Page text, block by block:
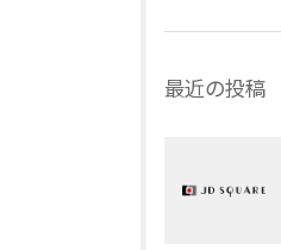
最近の投稿